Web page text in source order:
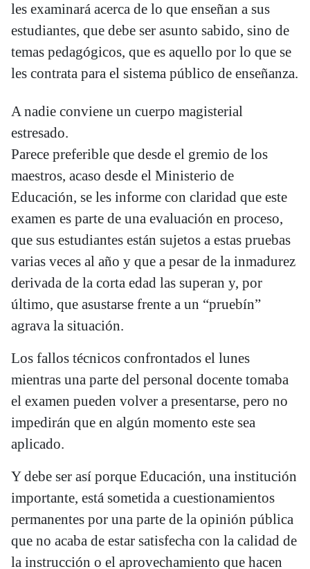
les examinará acerca de lo que enseñan a sus
estudiantes, que debe ser asunto sabido, sino de
temas pedagógicos, que es aquello por lo que se
les contrata para el sistema público de enseñanza.
A nadie conviene un cuerpo magisterial
estresado.
Parece preferible que desde el gremio de los
maestros, acaso desde el Ministerio de
Educación, se les informe con claridad que este
examen es parte de una evaluación en proceso,
que sus estudiantes están sujetos a estas pruebas
varias veces al año y que a pesar de la inmadurez
derivada de la corta edad las superan y, por
último, que asustarse frente a un “pruebín”
agrava la situación.
Los fallos técnicos confrontados el lunes
mientras una parte del personal docente tomaba
el examen pueden volver a presentarse, pero no
impedirán que en algún momento este sea
aplicado.
Y debe ser así porque Educación, una institución
importante, está sometida a cuestionamientos
permanentes por una parte de la opinión pública
que no acaba de estar satisfecha con la calidad de
la instrucción o el aprovechamiento que hacen